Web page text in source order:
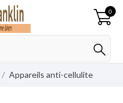
0
Appareils anti-cellulite